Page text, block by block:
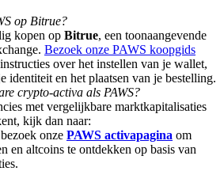
op Bitrue?
kopen op Bitrue, een toonaangevende
Bezoek onze PAWS koopgids
over het instellen van je wallet,
identiteit en het plaatsen van je bestelling.
crypto-activa als PAWS?
met vergelijkbare marktkapitalisaties
kijk dan naar:
onze PAWS activapagina om
en altcoins te ontdekken op basis van